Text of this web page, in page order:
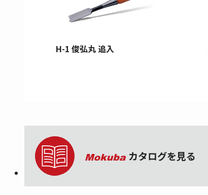
H-1 俊弘丸 追入
カタログを見る